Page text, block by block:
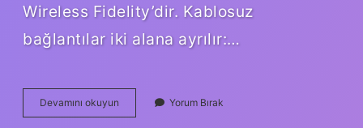
Wireless Fidelity’dir. Kablosuz
bağlantılar iki alana ayrılır:…
Devamını okuyun Kablosuz
Ağ
Yorum Bırak